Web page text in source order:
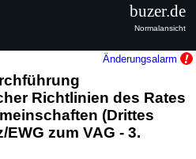
Änderungsalarm
Richtlinien des Rates
(Drittes
zum VAG - 3.
buzer.de
Normalansicht